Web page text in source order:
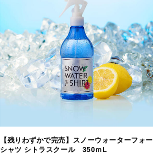
【残りわずかで完売】スノーウォーターフォー
シャツ シトラスクール 350ｍL